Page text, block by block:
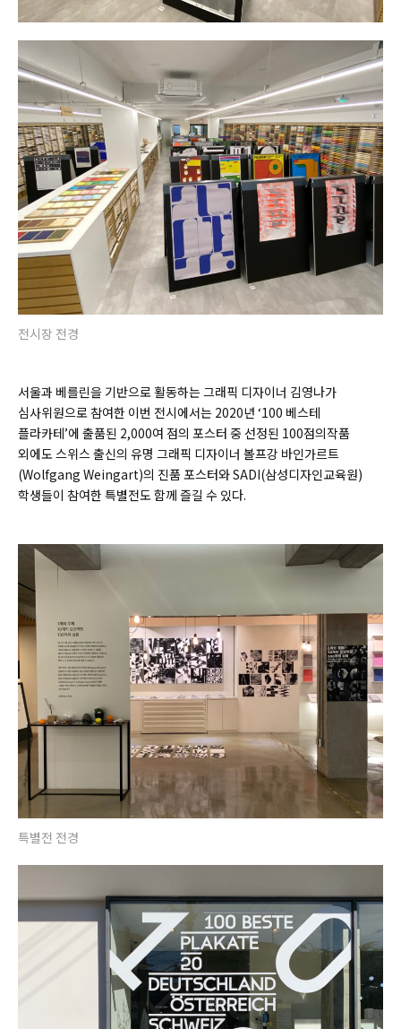
전시장 전경
서울과 베를린을 기반으로 활동하는 그래픽 디자이너 김영나가
심사위원으로 참여한 이번 전시에서는 2020년 ‘100 베스테
플라카테’에 출품된 2,000여 점의 포스터 중 선정된 100점의작품
외에도 스위스 출신의 유명 그래픽 디자이너 볼프강 바인가르트
(Wolfgang Weingart)의 진품 포스터와 SADI(삼성디자인교육원)
학생들이 참여한 특별전도 함께 즐길 수 있다.
특별전 전경